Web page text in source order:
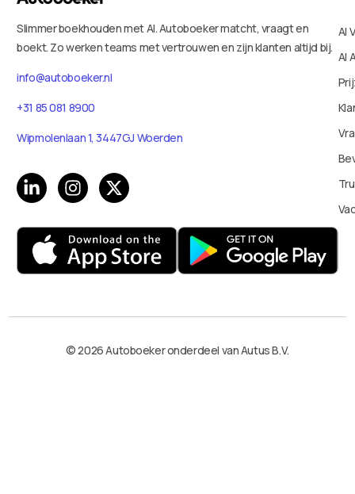
Slimmer boekhouden met AI. Autoboeker matcht, vraagt en
boekt. Zo werken teams met vertrouwen en zijn klanten altijd bij.
info@autoboeker.nl
+31 85 081 8900
Wipmolenlaan 1, 3447GJ Woerden
AI
AI
© 2026 Autoboeker onderdeel van Autus B.V.